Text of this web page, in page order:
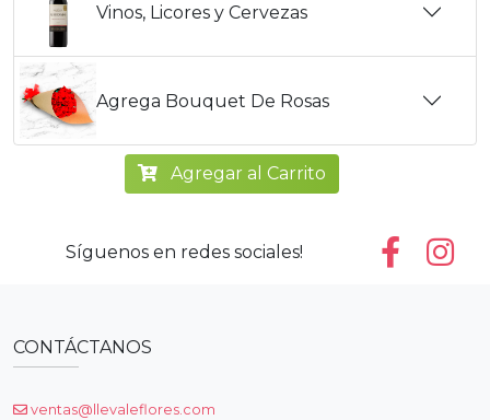
Vinos, Licores y Cervezas
Agrega Bouquet De Rosas
Agregar al Carrito
Síguenos en redes sociales!
CONTÁCTANOS
ventas@llevaleflores.com